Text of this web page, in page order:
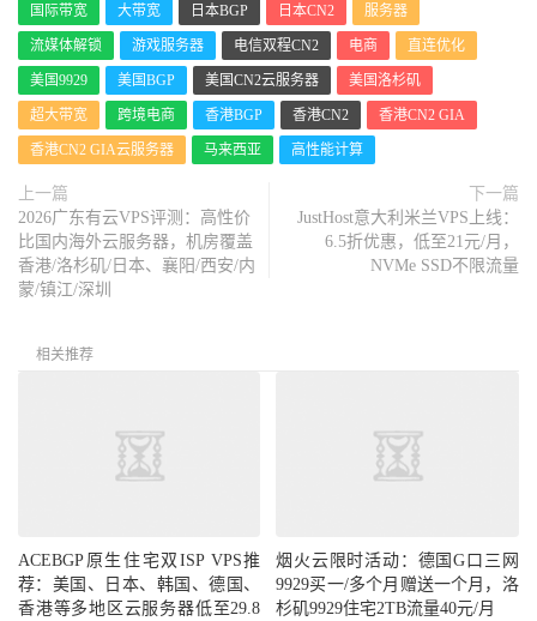
国际带宽 大带宽 日本BGP 日本CN2 服务器
流媒体解锁 游戏服务器 电信双程CN2 电商 直连优化
美国9929 美国BGP 美国CN2云服务器 美国洛杉矶
超大带宽 跨境电商 香港BGP 香港CN2 香港CN2 GIA
香港CN2 GIA云服务器 马来西亚 高性能计算
上一篇
2026广东有云VPS评测：高性价
比国内海外云服务器，机房覆盖
香港/洛杉矶/日本、襄阳/西安/内
蒙/镇江/深圳
下一篇
JustHost意大利米兰VPS上线：
6.5折优惠，低至21元/月，
NVMe SSD不限流量
相关推荐
ACEBGP原生住宅双ISP VPS推
荐：美国、日本、韩国、德国、
香港等多地区云服务器低至29.8
烟火云限时活动：德国G口三网
9929买一/多个月赠送一个月，洛
杉矶9929住宅2TB流量40元/月